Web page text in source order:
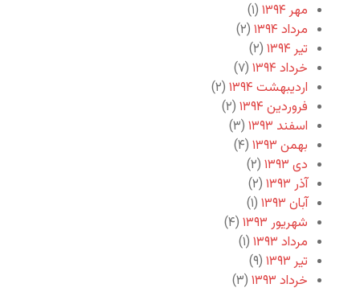
مهر ۱۳۹۴
(۱)
مرداد ۱۳۹۴
(۲)
تیر ۱۳۹۴
(۲)
خرداد ۱۳۹۴
(۷)
اردیبهشت ۱۳۹۴
(۲)
فروردین ۱۳۹۴
(۲)
اسفند ۱۳۹۳
(۳)
بهمن ۱۳۹۳
(۴)
دی ۱۳۹۳
(۲)
آذر ۱۳۹۳
(۲)
آبان ۱۳۹۳
(۱)
شهریور ۱۳۹۳
(۴)
مرداد ۱۳۹۳
(۱)
تیر ۱۳۹۳
(۹)
خرداد ۱۳۹۳
(۳)